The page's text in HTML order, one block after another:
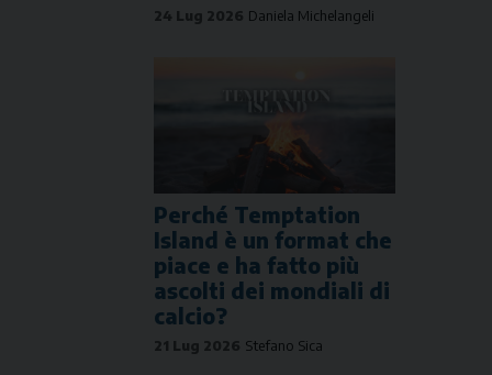
24 Lug 2026 Daniela Michelangeli
Perché Temptation
Island è un format che
piace e ha fatto più
ascolti dei mondiali di
calcio?
21 Lug 2026 Stefano Sica